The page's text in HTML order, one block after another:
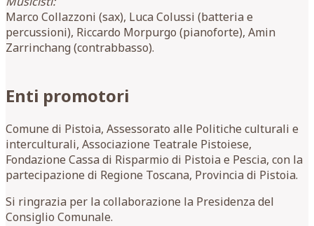
Marco Collazzoni (sax), Luca Colussi (batteria e
percussioni), Riccardo Morpurgo (pianoforte), Amin
Zarrinchang (contrabbasso).
Enti promotori
Comune di Pistoia, Assessorato alle Politiche culturali e
interculturali, Associazione Teatrale Pistoiese,
Fondazione Cassa di Risparmio di Pistoia e Pescia, con la
partecipazione di Regione Toscana, Provincia di Pistoia.
Si ringrazia per la collaborazione la Presidenza del
Consiglio Comunale.